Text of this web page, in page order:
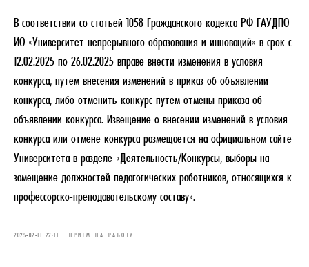
В соответствии со статьей 1058 Гражданского кодекса РФ ГАУДПО
ИО «Университет непрерывного образования и инноваций» в срок с
12.02.2025 по 26.02.2025 вправе внести изменения в условия
конкурса, путем внесения изменений в приказ об объявлении
конкурса, либо отменить конкурс путем отмены приказа об
объявлении конкурса. Извещение о внесении изменений в условия
конкурса или отмене конкурса размещается на официальном сайте
Университета в разделе «Деятельность/Конкурсы, выборы на
замещение должностей педагогических работников, относящихся к
профессорско-преподавательскому составу».
2025-02-11 22:11 ПРИЕМ НА РАБОТУ